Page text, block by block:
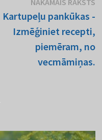
Kartupeļu pankūkas -
Izmēģiniet recepti,
piemēram, no
vecmāmiņas.